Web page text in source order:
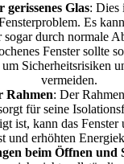
gerissenes Glas: Dies
Es
sogar durch normale
Fenster sollte
Sicherheitsrisiken
vermeiden.
Rahmen: Der
für seine
ist, kann das
und erhöhten
beim Öffnen und